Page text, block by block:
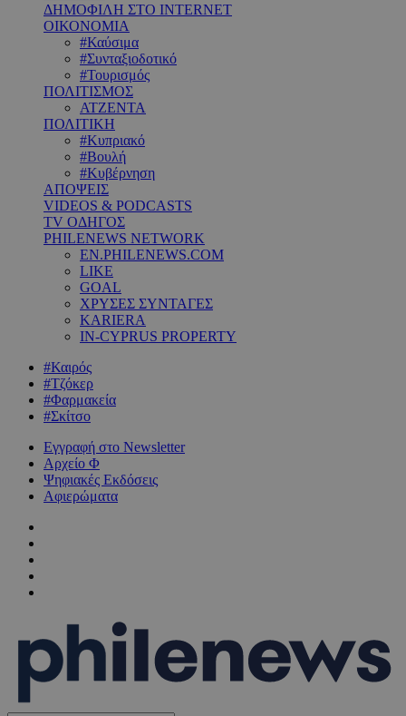
ΔΗΜΟΦΙΛΗ ΣΤΟ INTERNET
ΟΙΚΟΝΟΜΙΑ
#Καύσιμα
#Συνταξιοδοτικό
#Τουρισμός
ΠΟΛΙΤΙΣΜΟΣ
ΑΤΖΕΝΤΑ
ΠΟΛΙΤΙΚΗ
#Κυπριακό
#Βουλή
#Κυβέρνηση
ΑΠΟΨΕΙΣ
VIDEOS & PODCASTS
TV ΟΔΗΓΟΣ
PHILENEWS NETWORK
EN.PHILENEWS.COM
LIKE
GOAL
ΧΡΥΣΕΣ ΣΥΝΤΑΓΕΣ
KARIERA
IN-CYPRUS PROPERTY
#Καιρός
#Τζόκερ
#Φαρμακεία
#Σκίτσο
Εγγραφή στο Newsletter
Αρχείο Φ
Ψηφιακές Εκδόσεις
Αφιερώματα